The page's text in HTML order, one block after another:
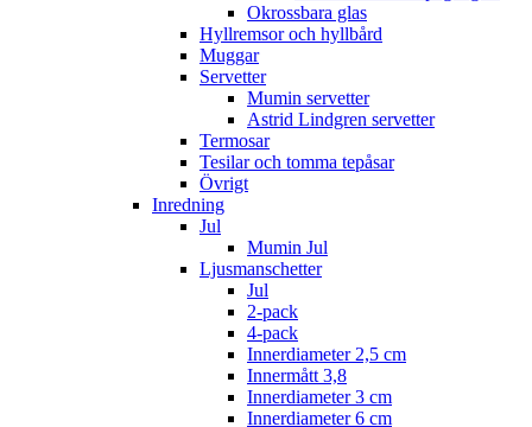
Okrossbara glas
Hyllremsor och hyllbård
Muggar
Servetter
Mumin servetter
Astrid Lindgren servetter
Termosar
Tesilar och tomma tepåsar
Övrigt
Inredning
Jul
Mumin Jul
Ljusmanschetter
Jul
2-pack
4-pack
Innerdiameter 2,5 cm
Innermått 3,8
Innerdiameter 3 cm
Innerdiameter 6 cm